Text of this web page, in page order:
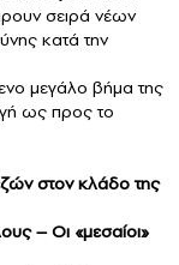
σειρά νέων
κατά την
μεγάλο βήμα της
ως προς το
στον κλάδο της
– Οι «μεσαίοι»